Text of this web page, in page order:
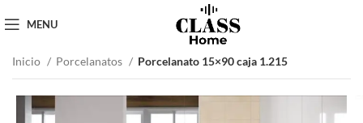
MENU
Inicio Porcelanatos Porcelanato 15×90 caja 1.215